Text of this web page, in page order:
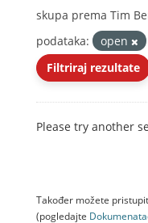
skupa prema Tim
podataka:
open
Filtriraj rezultate
Please try another
Također možete
(pogledajte